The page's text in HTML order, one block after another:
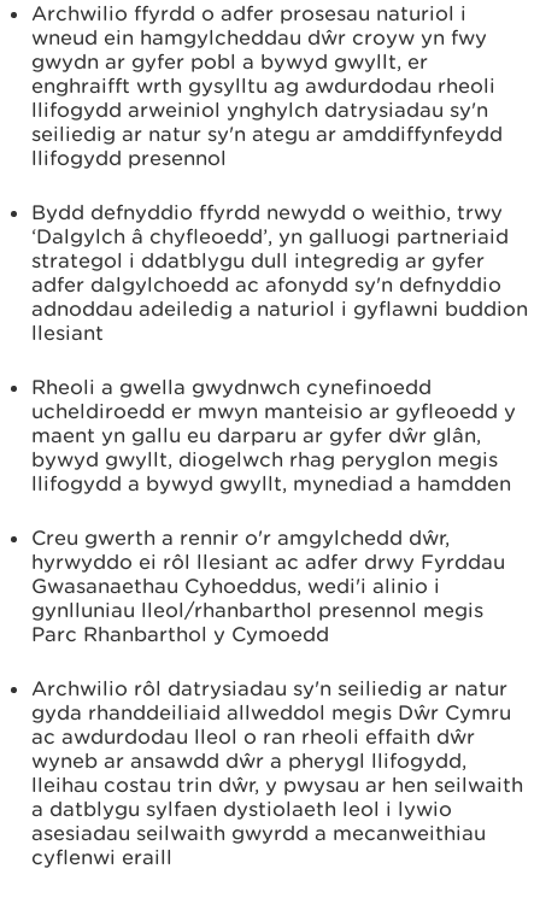
Archwilio ffyrdd o adfer prosesau naturiol i
wneud ein hamgylcheddau dŵr croyw yn fwy
gwydn ar gyfer pobl a bywyd gwyllt, er
enghraifft wrth gysylltu ag awdurdodau rheoli
llifogydd arweiniol ynghylch datrysiadau sy'n
seiliedig ar natur sy'n ategu ar amddiffynfeydd
llifogydd presennol
Bydd defnyddio ffyrdd newydd o weithio, trwy
‘Dalgylch â chyfleoedd’, yn galluogi partneriaid
strategol i ddatblygu dull integredig ar gyfer
adfer dalgylchoedd ac afonydd sy'n defnyddio
adnoddau adeiledig a naturiol i gyflawni buddion
llesiant
Rheoli a gwella gwydnwch cynefinoedd
ucheldiroedd er mwyn manteisio ar gyfleoedd y
maent yn gallu eu darparu ar gyfer dŵr glân,
bywyd gwyllt, diogelwch rhag peryglon megis
llifogydd a bywyd gwyllt, mynediad a hamdden
Creu gwerth a rennir o'r amgylchedd dŵr,
hyrwyddo ei rôl llesiant ac adfer drwy Fyrddau
Gwasanaethau Cyhoeddus, wedi'i alinio i
gynlluniau lleol/rhanbarthol presennol megis
Parc Rhanbarthol y Cymoedd
Archwilio rôl datrysiadau sy'n seiliedig ar natur
gyda rhanddeiliaid allweddol megis Dŵr Cymru
ac awdurdodau lleol o ran rheoli effaith dŵr
wyneb ar ansawdd dŵr a pherygl llifogydd,
lleihau costau trin dŵr, y pwysau ar hen seilwaith
a datblygu sylfaen dystiolaeth leol i lywio
asesiadau seilwaith gwyrdd a mecanweithiau
cyflenwi eraill